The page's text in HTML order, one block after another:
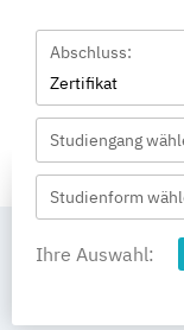
Abschluss:
Zertifikat
Studiengang
Studienform
Ihre Auswahl: